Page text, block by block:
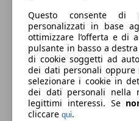
121 g/km
Emissioni di CO2
Questo consente di
personalizzati in base
ottimizzare l’offerta e di
pulsante in basso a
di cookie soggetti ad
dei dati personali
selezionare i cookie in
dei dati personali
legittimi interessi. Se
cliccare qui.